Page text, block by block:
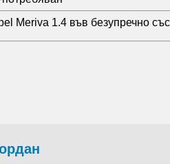
Meriva 1.4 във безупречно